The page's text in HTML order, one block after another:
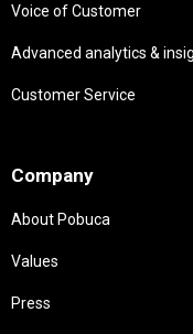
Voice of Customer
Advanced analytics &
Customer Service
Company
About Pobuca
Values
Press